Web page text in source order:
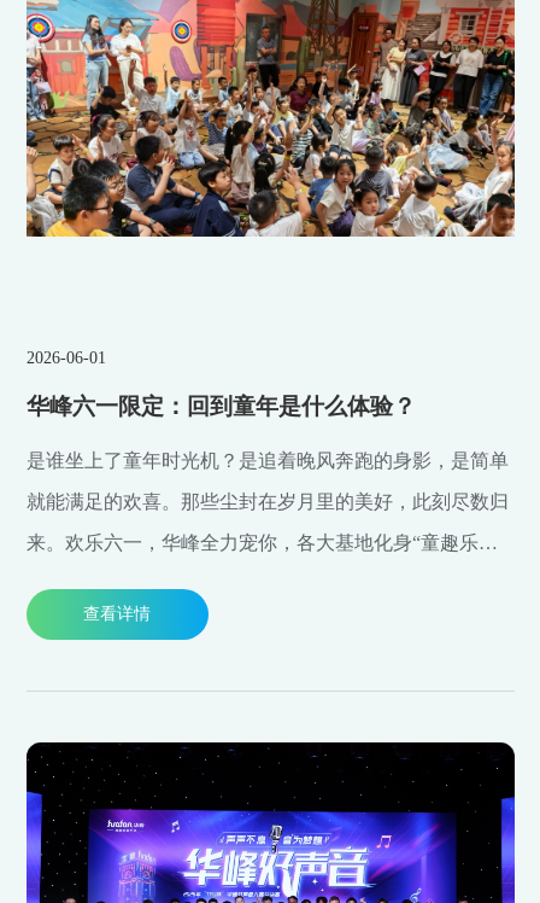
2026-06-01
华峰六一限定：回到童年是什么体验？
是谁坐上了童年时光机？是追着晚风奔跑的身影，是简单
就能满足的欢喜。那些尘封在岁月里的美好，此刻尽数归
来。欢乐六一，华峰全力宠你，各大基地化身“童趣乐
奔赴满是回忆与甜蜜的童年之约！
查看详情